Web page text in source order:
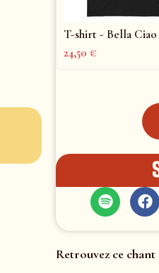
T-shirt - Bella Ciao
24,50€
Retrouvez ce chant